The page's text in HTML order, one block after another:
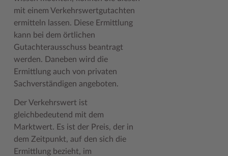
Woche der Seelischen Gesundheit
#MeinStormarn
Karrieretag
mit einem Verkehrswertgutachten
ermitteln lassen. Diese Ermittlung
kann bei dem örtlichen
Gutachterausschuss beantragt
werden. Daneben wird die
Ermittlung auch von privaten
Sachverständigen angeboten.
Der Verkehrswert ist
gleichbedeutend mit dem
Marktwert. Es ist der Preis, der in
dem Zeitpunkt, auf den sich die
Ermittlung bezieht, im